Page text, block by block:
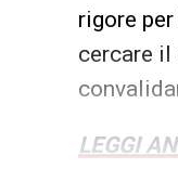
rigore
cercare il
LEGGI